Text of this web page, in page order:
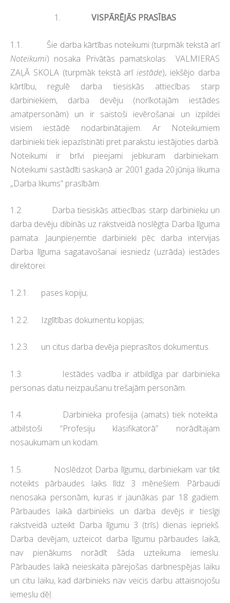
1. VISPĀRĒJĀS PRASĪBAS
1.1. Šie darba kārtības noteikumi (turpmāk tekstā arī
Noteikumi) nosaka Privātās pamatskolas VALMIERAS
ZAĻĀ SKOLA (turpmāk tekstā arīiestāde), iekšējo darba
kārtību, regulē darba tiesiskās attiecības starp
darbiniekiem, darba devēju (norīkotajām iestādes
amatpersonām) un ir saistoši ievērošanai un izpildei
visiem iestādē nodarbinātajiem. Ar Noteikumiem
darbinieki tiek iepazīstināti pret parakstu iestājoties darbā.
Noteikumi ir brīvi pieejami jebkuram darbiniekam.
Noteikumi sastādīti saskaņā ar 2001.gada 20.jūnija likuma
„Darba likums” prasībām.
1.2. Darba tiesiskās attiecības starp darbinieku un
darba devēju dibinās uz rakstveidā noslēgta Darba līguma
pamata. Jaunpieņemtie darbinieki pēc darba intervijas
Darba līguma sagatavošanai iesniedz (uzrāda) iestādes
direktorei:
1.2.1. pases kopiju;
1.2.2. Izglītības dokumentu kopijas;
1.2.3. un citus darba devēja pieprasītos dokumentus.
1.3. Iestādes vadība ir atbildīga par darbinieka
personas datu neizpaušanu trešajām personām.
1.4. Darbinieka profesija (amats) tiek noteikta
atbilstoši “Profesiju klasifikatorā” norādītajam
nosaukumam un kodam.
1.5. Noslēdzot Darba līgumu, darbiniekam var tikt
noteikts pārbaudes laiks līdz 3 mēnešiem. Pārbaudi
nenosaka personām, kuras ir jaunākas par 18 gadiem.
Pārbaudes laikā darbinieks un darba devējs ir tiesīgi
rakstveidā uzteikt Darba līgumu 3 (trīs) dienas iepriekš.
Darba devējam, uzteicot darba līgumu pārbaudes laikā,
nav pienākums norādīt šāda uzteikuma iemeslu.
Pārbaudes laikā neieskaita pārejošas darbnespējas laiku
un citu laiku, kad darbinieks nav veicis darbu attaisnojošu
iemeslu dēļ.